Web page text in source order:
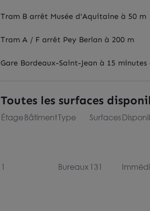
Tram B arrêt Musée d'Aquitaine à 50 m
Tram A / F arrêt Pey Berlan à 200 m
Gare Bordeaux-Saint-Jean à 15
Toutes les surfaces
ÉtageBâtimentType Surfaces
1 Bureaux 131